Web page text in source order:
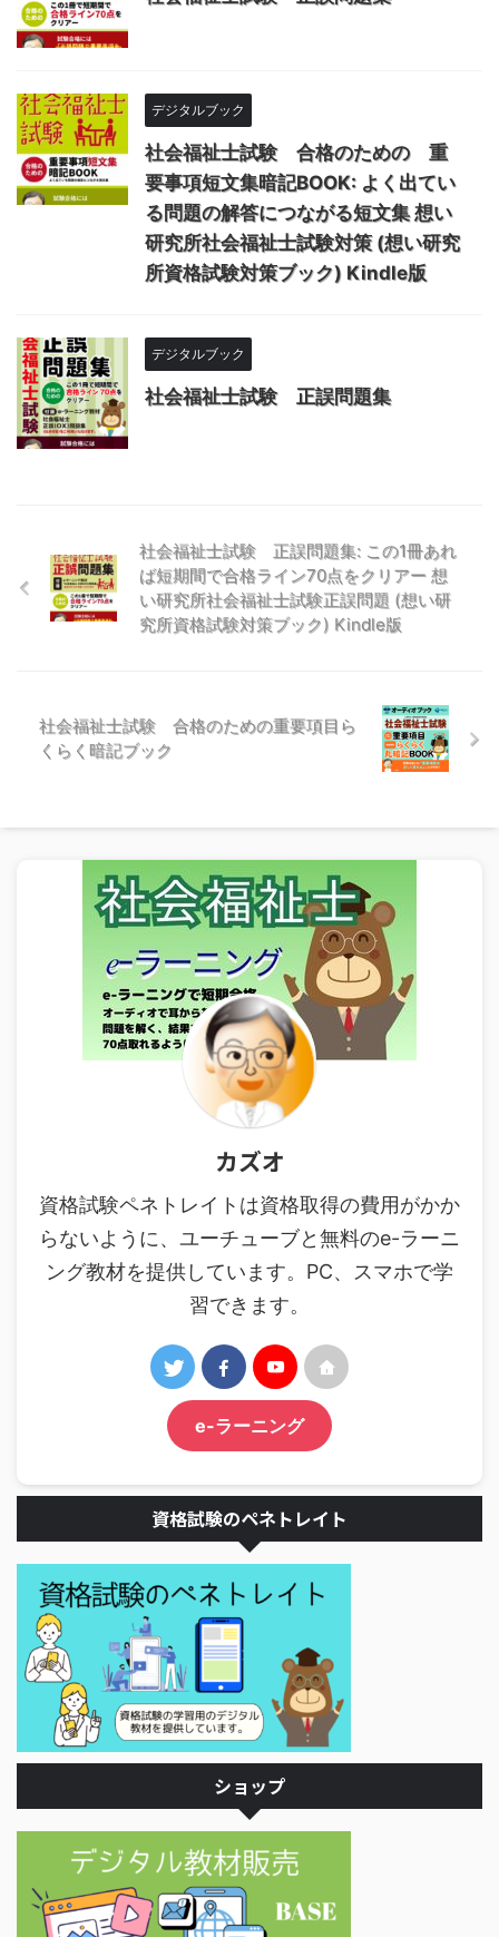
デジタルブック
社会福祉士試験 合格のための 重
要事項短文集暗記BOOK: よく出てい
る問題の解答につながる短文集 想い
研究所社会福祉士試験対策 (想い研究
所資格試験対策ブック) Kindle版
デジタルブック
社会福祉士試験 正誤問題集
社会福祉士試験 正誤問題集: この1冊あれ
ば短期間で合格ライン70点をクリアー 想
い研究所社会福祉士試験正誤問題 (想い研
究所資格試験対策ブック) Kindle版
社会福祉士試験 合格のための重要項目ら
くらく暗記ブック
カズオ
資格試験ペネトレイトは資格取得の費用がかか
らないように、ユーチューブと無料のe-ラーニ
ング教材を提供しています。PC、スマホで学
習できます。
e-ラーニング
資格試験のペネトレイト
ショップ